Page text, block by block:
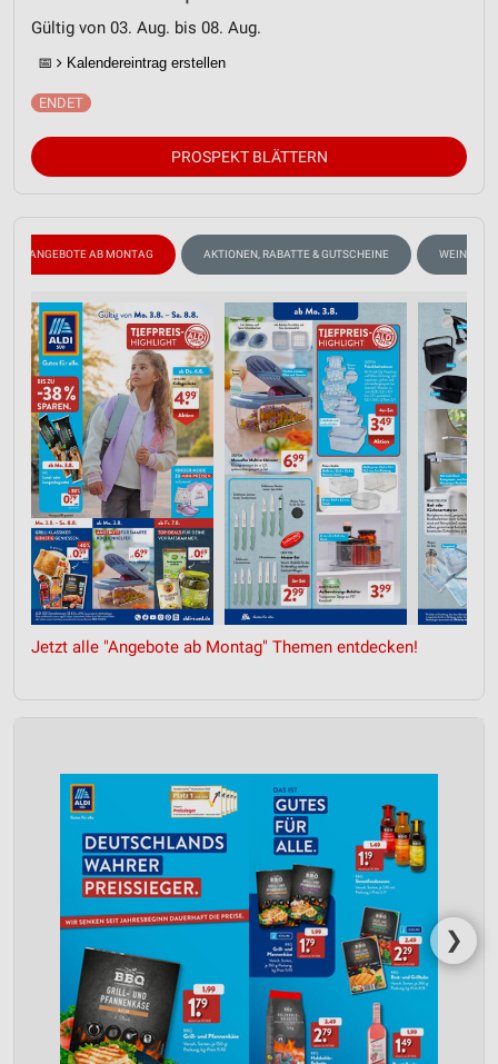
Gültig von 03. Aug. bis 08. Aug.
📅 Kalendereintrag erstellen
PROSPEKT BLÄTTERN
ANGEBOTE AB MONTAG AKTIONEN, RABATTE & GUTSCHEINE WEIN
Jetzt alle "Angebote ab Montag" Themen entdecken!
❯